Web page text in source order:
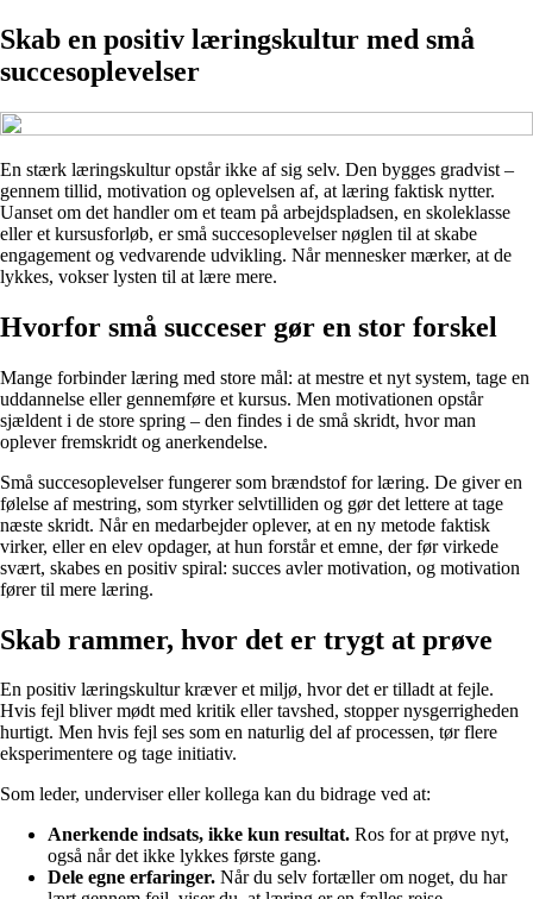
Skab en positiv læringskultur med små
succesoplevelser
En stærk læringskultur opstår ikke af sig selv. Den bygges gradvist –
gennem tillid, motivation og oplevelsen af, at læring faktisk nytter.
Uanset om det handler om et team på arbejdspladsen, en skoleklasse
eller et kursusforløb, er små succesoplevelser nøglen til at skabe
engagement og vedvarende udvikling. Når mennesker mærker, at de
lykkes, vokser lysten til at lære mere.
Hvorfor små succeser gør en stor forskel
Mange forbinder læring med store mål: at mestre et nyt system, tage en
uddannelse eller gennemføre et kursus. Men motivationen opstår
sjældent i de store spring – den findes i de små skridt, hvor man
oplever fremskridt og anerkendelse.
Små succesoplevelser fungerer som brændstof for læring. De giver en
følelse af mestring, som styrker selvtilliden og gør det lettere at tage
næste skridt. Når en medarbejder oplever, at en ny metode faktisk
virker, eller en elev opdager, at hun forstår et emne, der før virkede
svært, skabes en positiv spiral: succes avler motivation, og motivation
fører til mere læring.
Skab rammer, hvor det er trygt at prøve
En positiv læringskultur kræver et miljø, hvor det er tilladt at fejle.
Hvis fejl bliver mødt med kritik eller tavshed, stopper nysgerrigheden
hurtigt. Men hvis fejl ses som en naturlig del af processen, tør flere
eksperimentere og tage initiativ.
Som leder, underviser eller kollega kan du bidrage ved at:
Anerkende indsats, ikke kun resultat. Ros for at prøve nyt,
også når det ikke lykkes første gang.
Dele egne erfaringer. Når du selv fortæller om noget, du har